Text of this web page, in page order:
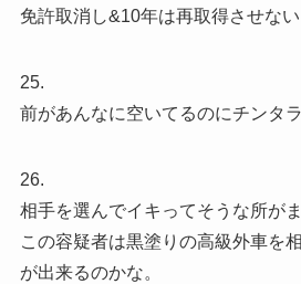
免許取消し&10年は再取得させない
25.
前があんなに空いてるのにチンタ
26.
相手を選んでイキってそうな所が
この容疑者は黒塗りの高級外車を
が出来るのかな。